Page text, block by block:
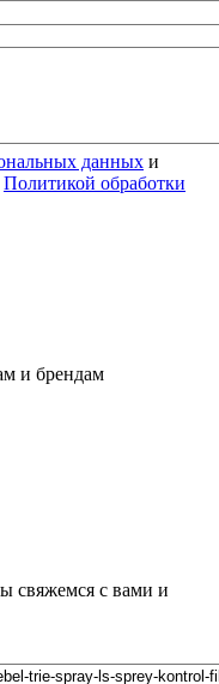
данных и
Политикой обработки
и брендам
свяжемся с вами и